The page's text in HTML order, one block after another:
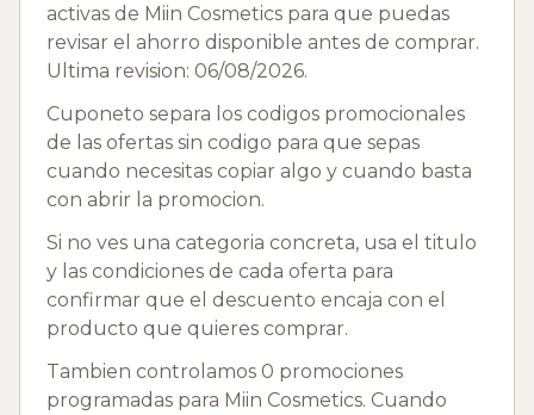
activas de Miin Cosmetics para que puedas
revisar el ahorro disponible antes de comprar.
Ultima revision: 06/08/2026.
Cuponeto separa los codigos promocionales
de las ofertas sin codigo para que sepas
cuando necesitas copiar algo y cuando basta
con abrir la promocion.
Si no ves una categoria concreta, usa el titulo
y las condiciones de cada oferta para
confirmar que el descuento encaja con el
producto que quieres comprar.
Tambien controlamos 0 promociones
programadas para Miin Cosmetics. Cuando